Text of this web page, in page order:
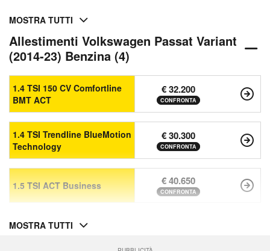
MOSTRA TUTTI
Allestimenti Volkswagen Passat Variant
(2014-23) Benzina (4)
1.4 TSI 150 CV Comfortline
BMT ACT
€ 32.200
CONFRONTA
1.4 TSI Trendline BlueMotion
Technology
€ 30.300
CONFRONTA
1.5 TSI ACT Business € 40.650
CONFRONTA
MOSTRA TUTTI